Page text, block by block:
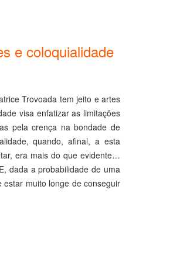
e coloquialidade
Trovoada tem jeito e artes
visa enfatizar as limitações
pela crença na bondade de
quando, afinal, a esta
era mais do que evidente…
dada a probabilidade de uma
muito longe de conseguir